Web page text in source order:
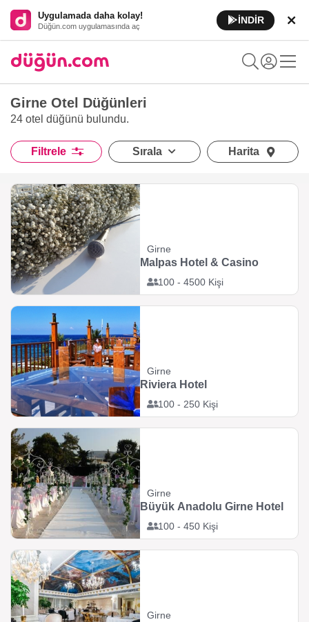
Uygulamada daha kolay!
Düğün.com uygulamasında aç
İNDİR
Girne Otel Düğünleri
24 otel düğünü bulundu.
Filtrele Sırala Harita
Girne
100 - 4500 Kişi
Malpas Hotel & Casino
Girne
100 - 250 Kişi
Riviera Hotel
Girne
100 - 450 Kişi
Büyük Anadolu Girne Hotel
Girne